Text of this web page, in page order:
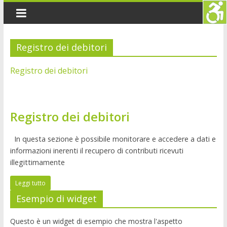
Registro dei debitori
Registro dei debitori
Registro dei debitori
In questa sezione è possibile monitorare e accedere a dati e
informazioni inerenti il recupero di contributi ricevuti
illegittimamente
Leggi tutto
Esempio di widget
Questo è un widget di esempio che mostra l'aspetto